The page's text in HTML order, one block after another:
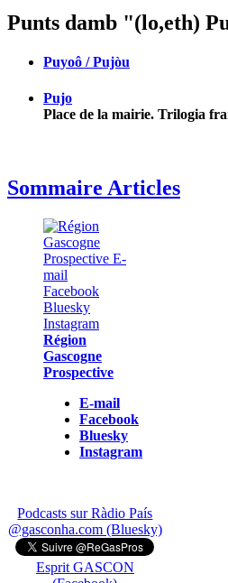
Punts damb "(lo,eth)
Puyoô / Pujòu
Pujo
Place de la mairie. Trilogia
Sommaire Articles
Région
Gascogne
Prospective
E-mail
Facebook
Bluesky
Instagram
Podcasts sur Ràdio País
@gasconha.com (Bluesky)
Esprit GASCON